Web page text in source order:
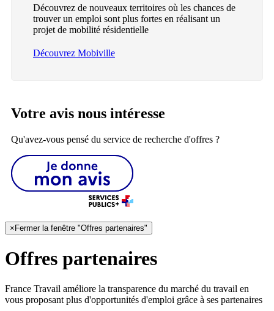
Découvrez de nouveaux territoires où les chances de
trouver un emploi sont plus fortes en réalisant un
projet de mobilité résidentielle
Découvrez Mobiville
Votre avis nous intéresse
Qu'avez-vous pensé du service de recherche d'offres ?
× Fermer la fenêtre "Offres partenaires"
Offres partenaires
France Travail améliore la transparence du marché du travail en
vous proposant plus d'opportunités d'emploi grâce à ses partenaires